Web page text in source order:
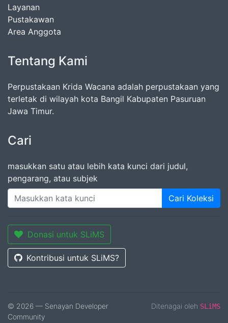
Layanan
Pustakawan
Area Anggota
Tentang Kami
Perpustakaan Krida Wacana adalah perpustakaan yang
terletak di wilayah kota Bangil Kabupaten Pasuruan
Jawa Timur.
Cari
masukkan satu atau lebih kata kunci dari judul,
pengarang, atau subjek
Cari Koleksi
Donasi untuk SLiMS
Kontribusi untuk SLiMS?
© 2026 — Senayan Developer
Community
Ditenagai oleh SLiMS